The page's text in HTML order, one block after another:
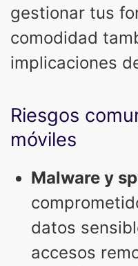
gestionar tus
comodidad
implicaciones
Riesgos
móviles
Malware y
datos
accesos